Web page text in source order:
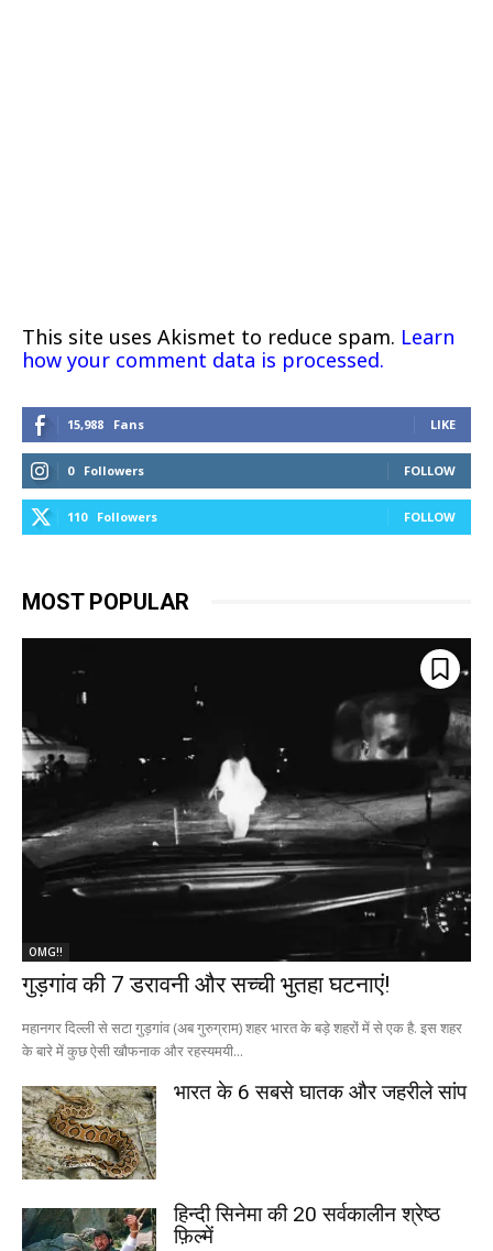
This site uses Akismet to reduce spam. Learn
how your comment data is processed.
15,988 Fans LIKE
0 Followers FOLLOW
110 Followers FOLLOW
MOST POPULAR
OMG!!
गुड़गांव की 7 डरावनी और सच्ची भुतहा घटनाएं!
महानगर दिल्ली से सटा गुड़गांव (अब गुरुग्राम) शहर भारत के बड़े शहरों में से एक है. इस शहर
के बारे में कुछ ऐसी खौफनाक और रहस्यमयी...
भारत के 6 सबसे घातक और जहरीले सांप
हिन्दी सिनेमा की 20 सर्वकालीन श्रेष्ठ
फ़िल्में